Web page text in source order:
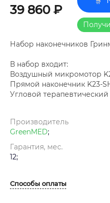
39 860 ₽
Набор наконечников
В набор входит:
Воздушный микромотор
Прямой наконечник K23-
Угловой терапевтический
Производитель
GreenMED;
Гарантия, мес.
12;
Способы оплаты